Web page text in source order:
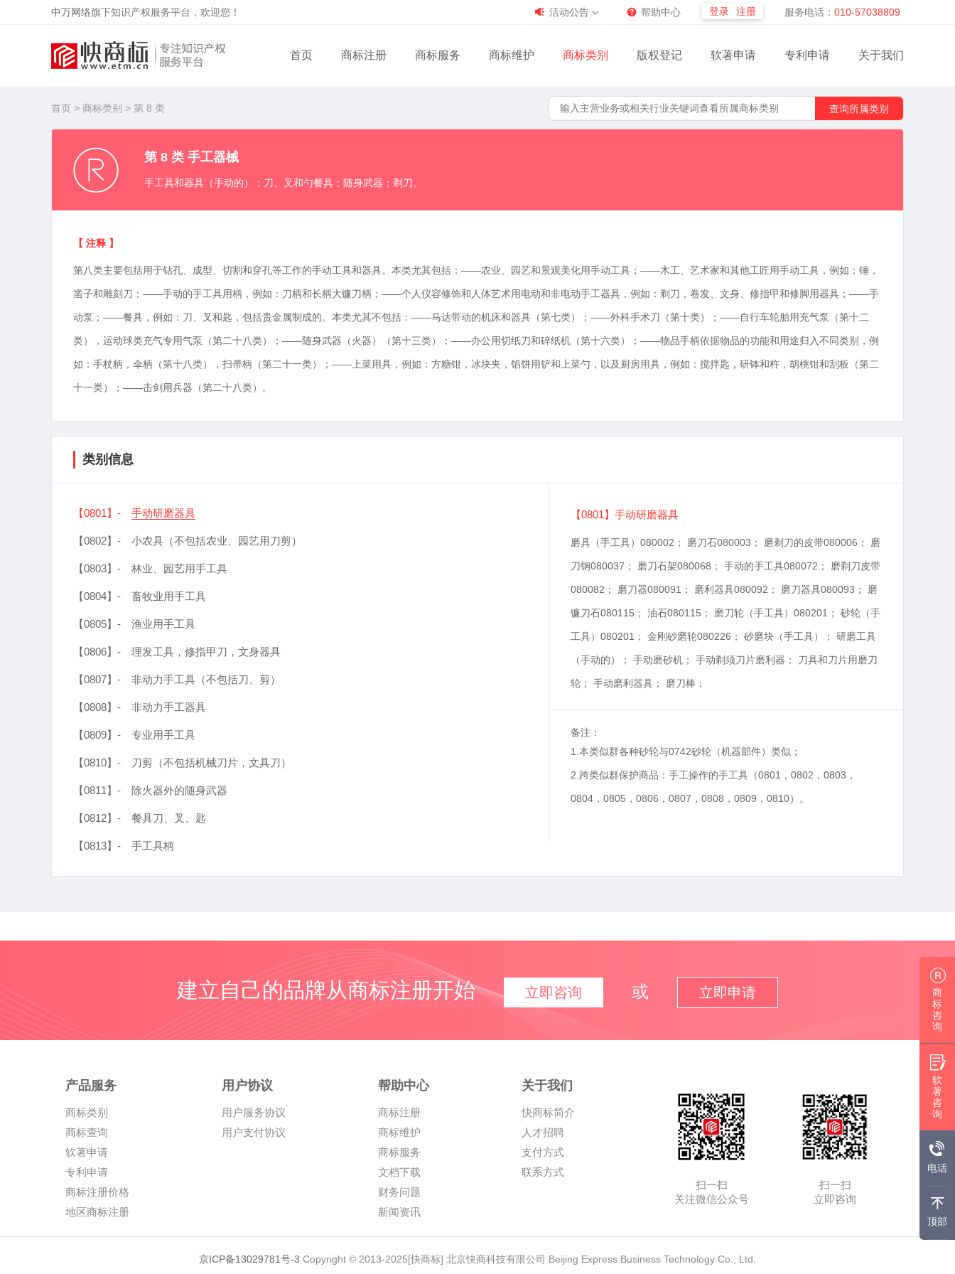
中万网络旗下知识产权服务平台，欢迎您！ 活动公告 帮助中心 登录 注册 服务电话： 010-57038809
首页 商标注册 商标服务 商标维护 商标类别 版权登记 软著申请 专利申请 关于我们
首页 > 商标类别 > 第 8 类 查询所属类别
第 8 类 手工器械
手工具和器具（手动的）；刀、叉和勺餐具；随身武器；剃刀。
【 注释 】
第八类主要包括用于钻孔、成型、切割和穿孔等工作的手动工具和器具。本类尤其包括：——农业、园艺和景观美化用手动工具；——木工、艺术家和其他工匠用手动工具，例如：锤，
凿子和雕刻刀；——手动的手工具用柄，例如：刀柄和长柄大镰刀柄；——个人仪容修饰和人体艺术用电动和非电动手工器具，例如：剃刀，卷发、文身、修指甲和修脚用器具；——手
动泵；——餐具，例如：刀、叉和匙，包括贵金属制成的。本类尤其不包括：——马达带动的机床和器具（第七类）；——外科手术刀（第十类）；——自行车轮胎用充气泵（第十二
类），运动球类充气专用气泵（第二十八类）；——随身武器（火器）（第十三类）；——办公用切纸刀和碎纸机（第十六类）；——物品手柄依据物品的功能和用途归入不同类别，例
如：手杖柄，伞柄（第十八类），扫帚柄（第二十一类）；——上菜用具，例如：方糖钳，冰块夹，馅饼用铲和上菜勺，以及厨房用具，例如：搅拌匙，研钵和杵，胡桃钳和刮板（第二
十一类）；——击剑用兵器（第二十八类）。
类别信息
【0801】- 手动研磨器具
【0802】- 小农具（不包括农业、园艺用刀剪）
【0803】- 林业、园艺用手工具
【0804】- 畜牧业用手工具
【0805】- 渔业用手工具
【0806】- 理发工具，修指甲刀，文身器具
【0807】- 非动力手工具（不包括刀、剪）
【0808】- 非动力手工器具
【0809】- 专业用手工具
【0810】- 刀剪（不包括机械刀片，文具刀）
【0811】- 除火器外的随身武器
【0812】- 餐具刀、叉、匙
【0813】- 手工具柄
【0801】手动研磨器具
磨具（手工具）080002； 磨刀石080003； 磨剃刀的皮带080006； 磨
刀钢080037； 磨刀石架080068； 手动的手工具080072； 磨剃刀皮带
080082； 磨刀器080091； 磨利器具080092； 磨刀器具080093； 磨
镰刀石080115； 油石080115； 磨刀轮（手工具）080201； 砂轮（手
工具）080201； 金刚砂磨轮080226； 砂磨块（手工具）； 研磨工具
（手动的）； 手动磨砂机； 手动剃须刀片磨利器； 刀具和刀片用磨刀
轮； 手动磨利器具； 磨刀棒；
备注：
1.本类似群各种砂轮与0742砂轮（机器部件）类似；
2.跨类似群保护商品：手工操作的手工具（0801，0802，0803，
0804，0805，0806，0807，0808，0809，0810）。
建立自己的品牌从商标注册开始 立即咨询 或 立即申请
产品服务
商标类别
商标查询
软著申请
专利申请
商标注册价格
地区商标注册
用户协议
用户服务协议
用户支付协议
帮助中心
商标注册
商标维护
商标服务
文档下载
财务问题
新闻资讯
关于我们
快商标简介
人才招聘
支付方式
联系方式
扫一扫
关注微信公众号
扫一扫
立即咨询
京ICP备13029781号-3 Copyright © 2013-2025[快商标] 北京快商科技有限公司 Beijing Express Business Technology Co., Ltd.
商
标
咨
询
软
著
咨
询
电话
顶部